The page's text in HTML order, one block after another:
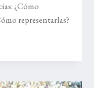
¿Cómo
representarlas?